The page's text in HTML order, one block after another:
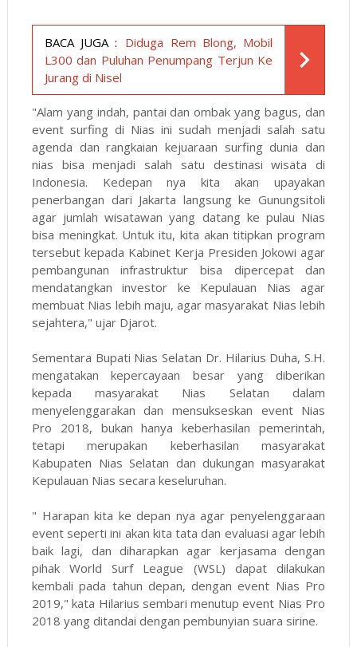
BACA JUGA : Diduga Rem Blong, Mobil
L300 dan Puluhan Penumpang Terjun Ke
Jurang di Nisel
"Alam yang indah, pantai dan ombak yang bagus, dan
event surfing di Nias ini sudah menjadi salah satu
agenda dan rangkaian kejuaraan surfing dunia dan
nias bisa menjadi salah satu destinasi wisata di
Indonesia. Kedepan nya kita akan upayakan
penerbangan dari Jakarta langsung ke Gunungsitoli
agar jumlah wisatawan yang datang ke pulau Nias
bisa meningkat. Untuk itu, kita akan titipkan program
tersebut kepada Kabinet Kerja Presiden Jokowi agar
pembangunan infrastruktur bisa dipercepat dan
mendatangkan investor ke Kepulauan Nias agar
membuat Nias lebih maju, agar masyarakat Nias lebih
sejahtera," ujar Djarot.
Sementara Bupati Nias Selatan Dr. Hilarius Duha, S.H.
mengatakan kepercayaan besar yang diberikan
kepada masyarakat Nias Selatan dalam
menyelenggarakan dan mensukseskan event Nias
Pro 2018, bukan hanya keberhasilan pemerintah,
tetapi merupakan keberhasilan masyarakat
Kabupaten Nias Selatan dan dukungan masyarakat
Kepulauan Nias secara keseluruhan.
" Harapan kita ke depan nya agar penyelenggaraan
event seperti ini akan kita tata dan evaluasi agar lebih
baik lagi, dan diharapkan agar kerjasama dengan
pihak World Surf League (WSL) dapat dilakukan
kembali pada tahun depan, dengan event Nias Pro
2019," kata Hilarius sembari menutup event Nias Pro
2018 yang ditandai dengan pembunyian suara sirine.